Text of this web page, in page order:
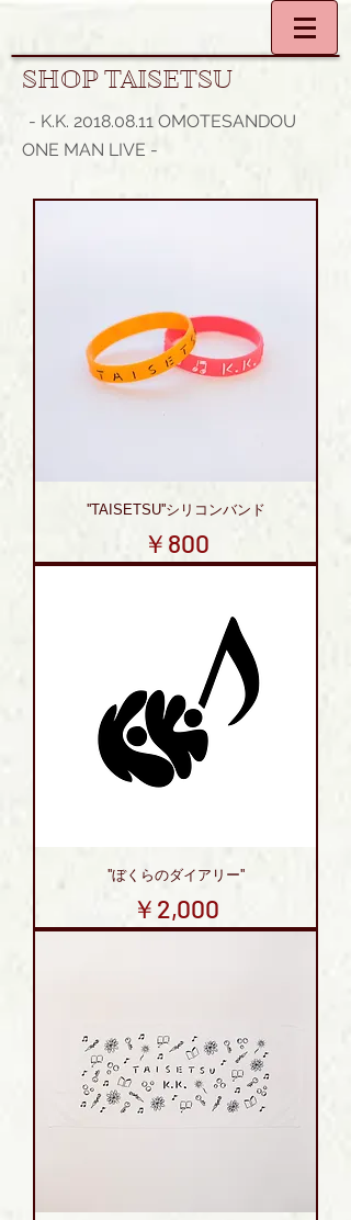
SHOP TAISETSU
- K.K. 2018.08.11 OMOTESANDOU
ONE MAN LIVE -
''TAISETSU''シリコンバンド
価格
￥800
''ぼくらのダイアリー''
価格
￥2,000